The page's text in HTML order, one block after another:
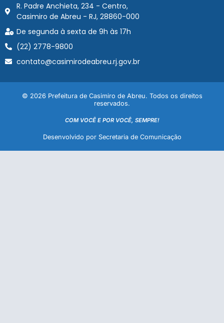
R. Padre Anchieta, 234 - Centro,
Casimiro de Abreu - RJ, 28860-000
De segunda à sexta de 9h às 17h
(22) 2778-9800
contato@casimirodeabreu.rj.gov.br
© 2026 Prefeitura de Casimiro de Abreu. Todos os direitos
reservados.
COM VOCÊ E POR VOCÊ, SEMPRE!
Desenvolvido por Secretaria de Comunicação